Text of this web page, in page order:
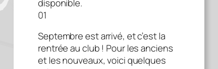
01
Septembre est arrivé, et c’est la
rentrée au club ! Pour les anciens
et les nouveaux, voici quelques